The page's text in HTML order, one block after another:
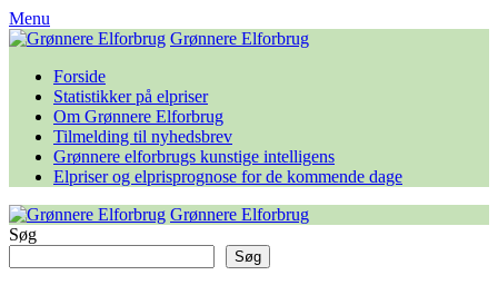
Skip
to
Menu
Grønnere Elforbrug
Forside
Statistikker på elpriser
Om Grønnere Elforbrug
Tilmelding til nyhedsbrev
Grønnere elforbrugs kunstige intelligens
Elpriser og elprisprognose for de kommende dage
Grønnere Elforbrug
Søg
Søg